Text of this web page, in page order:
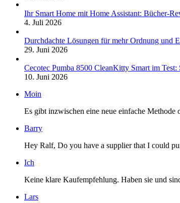
Ihr Smart Home mit Home Assistant: Bücher-
4. Juli 2026
Durchdachte Lösungen für mehr Ordnung und
29. Juni 2026
Cecotec Pumba 8500 CleanKitty Smart im
10. Juni 2026
Moin
Es gibt inzwischen eine neue einfache Methode
Barry
Hey Ralf, Do you have a supplier that I could
Ich
Keine klare Kaufempfehlung. Haben sie und
Lars